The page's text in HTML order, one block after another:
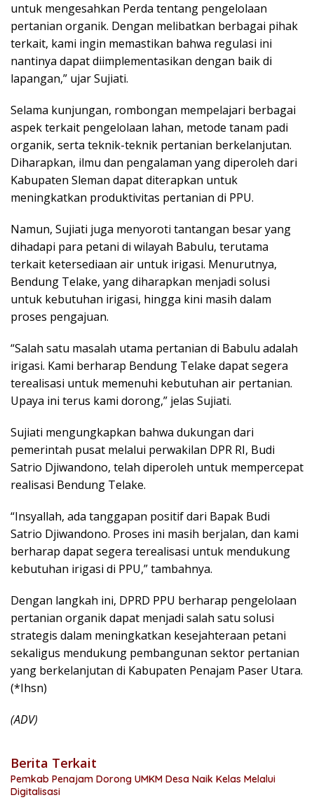
untuk mengesahkan Perda tentang pengelolaan
pertanian organik. Dengan melibatkan berbagai pihak
terkait, kami ingin memastikan bahwa regulasi ini
nantinya dapat diimplementasikan dengan baik di
lapangan,” ujar Sujiati.
Selama kunjungan, rombongan mempelajari berbagai
aspek terkait pengelolaan lahan, metode tanam padi
organik, serta teknik-teknik pertanian berkelanjutan.
Diharapkan, ilmu dan pengalaman yang diperoleh dari
Kabupaten Sleman dapat diterapkan untuk
meningkatkan produktivitas pertanian di PPU.
Namun, Sujiati juga menyoroti tantangan besar yang
dihadapi para petani di wilayah Babulu, terutama
terkait ketersediaan air untuk irigasi. Menurutnya,
Bendung Telake, yang diharapkan menjadi solusi
untuk kebutuhan irigasi, hingga kini masih dalam
proses pengajuan.
“Salah satu masalah utama pertanian di Babulu adalah
irigasi. Kami berharap Bendung Telake dapat segera
terealisasi untuk memenuhi kebutuhan air pertanian.
Upaya ini terus kami dorong,” jelas Sujiati.
Sujiati mengungkapkan bahwa dukungan dari
pemerintah pusat melalui perwakilan DPR RI, Budi
Satrio Djiwandono, telah diperoleh untuk mempercepat
realisasi Bendung Telake.
“Insyallah, ada tanggapan positif dari Bapak Budi
Satrio Djiwandono. Proses ini masih berjalan, dan kami
berharap dapat segera terealisasi untuk mendukung
kebutuhan irigasi di PPU,” tambahnya.
Dengan langkah ini, DPRD PPU berharap pengelolaan
pertanian organik dapat menjadi salah satu solusi
strategis dalam meningkatkan kesejahteraan petani
sekaligus mendukung pembangunan sektor pertanian
yang berkelanjutan di Kabupaten Penajam Paser Utara.
(*Ihsn)
(ADV)
Berita Terkait
Pemkab Penajam Dorong UMKM Desa Naik Kelas Melalui
Digitalisasi